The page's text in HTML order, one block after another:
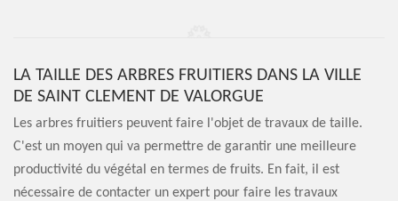
LA TAILLE DES ARBRES FRUITIERS DANS LA VILLE
DE SAINT CLEMENT DE VALORGUE
Les arbres fruitiers peuvent faire l'objet de travaux de taille.
C'est un moyen qui va permettre de garantir une meilleure
productivité du végétal en termes de fruits. En fait, il est
nécessaire de contacter un expert pour faire les travaux